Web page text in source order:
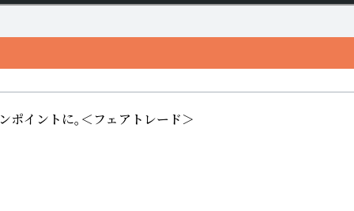
ポイントに。＜フェアトレード＞